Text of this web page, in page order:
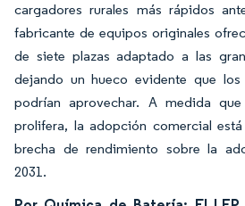
cargadores rurales más rápidos
fabricante de equipos originales
de siete plazas adaptado a las
dejando un hueco evidente que los
podrían aprovechar. A medida
prolifera, la adopción comercial
brecha de rendimiento sobre la
2031.